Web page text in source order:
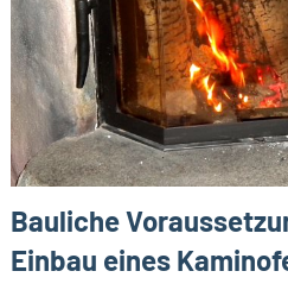
Bauliche
Einbau eines